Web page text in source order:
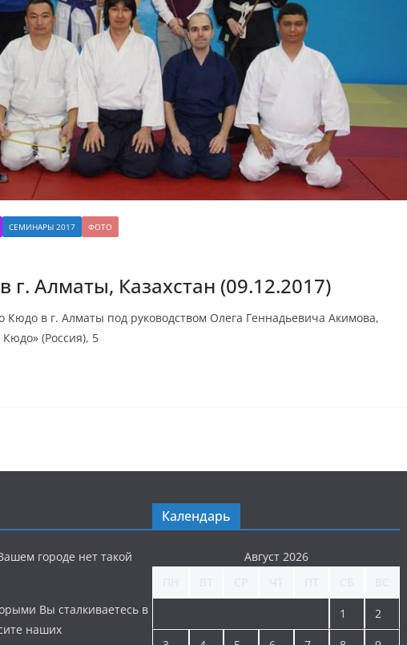
СЕМИНАРЫ 2017 ФОТО
Алматы, Казахстан (09.12.2017)
Кюдо в г. Алматы под руководством Олега Геннадьевича Акимова,
(Россия), 5
городе нет такой
Вы сталкиваетесь в
наших
Календарь
Август 2026
1 2